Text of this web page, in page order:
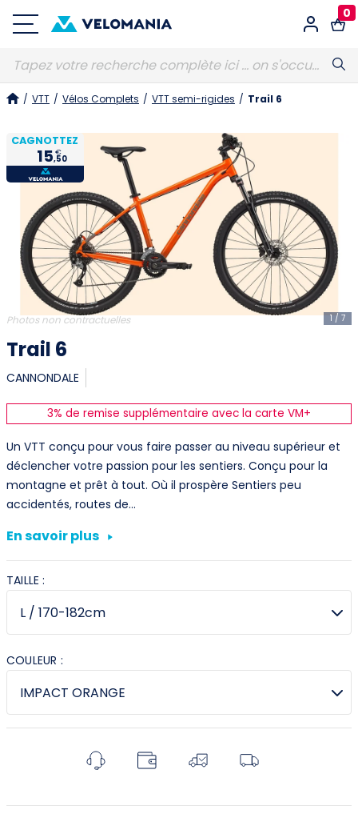
Connexion
E-MAIL
MOT DE PASSE
Vous avez oublié votre mot de passe ?
Créez votre compte
0
/ VTT / Vélos Complets / VTT semi-rigides / Trail 6
CAGNOTTEZ
15,50
€
1 / 7
Photos non contractuelles
Trail 6
CANNONDALE
3% de remise supplémentaire avec la carte VM+
Un VTT conçu pour vous faire passer au niveau supérieur et
déclencher votre passion pour les sentiers. Conçu pour la
montagne et prêt à tout. Où il prospère Sentiers peu
accidentés, routes de…
En savoir plus
TAILLE :
COULEUR :